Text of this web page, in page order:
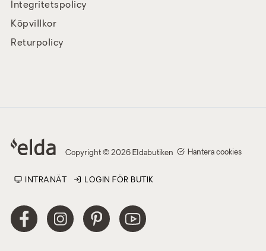
Integritetspolicy
Köpvillkor
Returpolicy
Copyright © 2026 Eldabutiken Hantera cookies
INTRANÄT LOGIN FÖR BUTIK